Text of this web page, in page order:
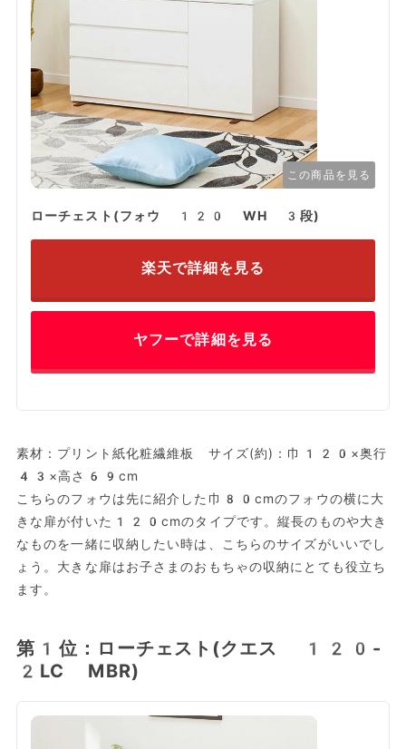
この商品を見る
ローチェスト(フォウ 120 WH 3段)
楽天で詳細を見る
ヤフーで詳細を見る
素材：プリント紙化粧繊維板 サイズ(約)：巾120×奥行
43×高さ69cm
こちらのフォウは先に紹介した巾80cmのフォウの横に大
きな扉が付いた120cmのタイプです。縦長のものや大き
なものを一緒に収納したい時は、こちらのサイズがいいでし
ょう。大きな扉はお子さまのおもちゃの収納にとても役立ち
ます。
第1位：ローチェスト(クエス 120-
2LC MBR)